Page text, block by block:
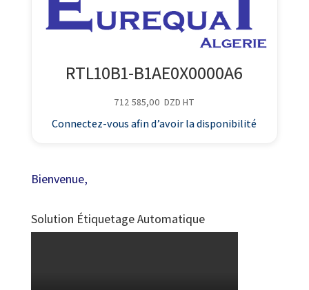
RTL10B1-B1AE0X0000A6
712 585,00 DZD HT
Connectez-vous afin d’avoir la disponibilité
Bienvenue,
Solution Étiquetage Automatique